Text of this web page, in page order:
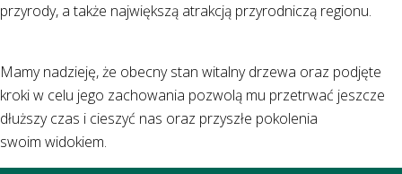
przyrody, a także największą atrakcją przyrodniczą regionu.
Mamy nadzieję, że obecny stan witalny drzewa oraz podjęte
kroki w celu jego zachowania pozwolą mu przetrwać jeszcze
dłuższy czas i cieszyć nas oraz przyszłe pokolenia
swoim widokiem.